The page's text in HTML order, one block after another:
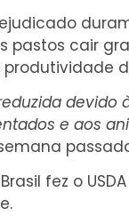
pastos cair
produtividade
devido
e aos
fez o